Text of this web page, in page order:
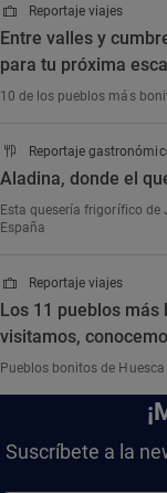
Reportaje viajes
Entre valles y
para tu próxima
10 de los pueblos más
Reportaje
Aladina, donde el
Esta quesería frigorífico de
España
Reportaje viajes
Los 11 pueblos más
visitamos,
Pueblos bonitos de
Suscríbete a la